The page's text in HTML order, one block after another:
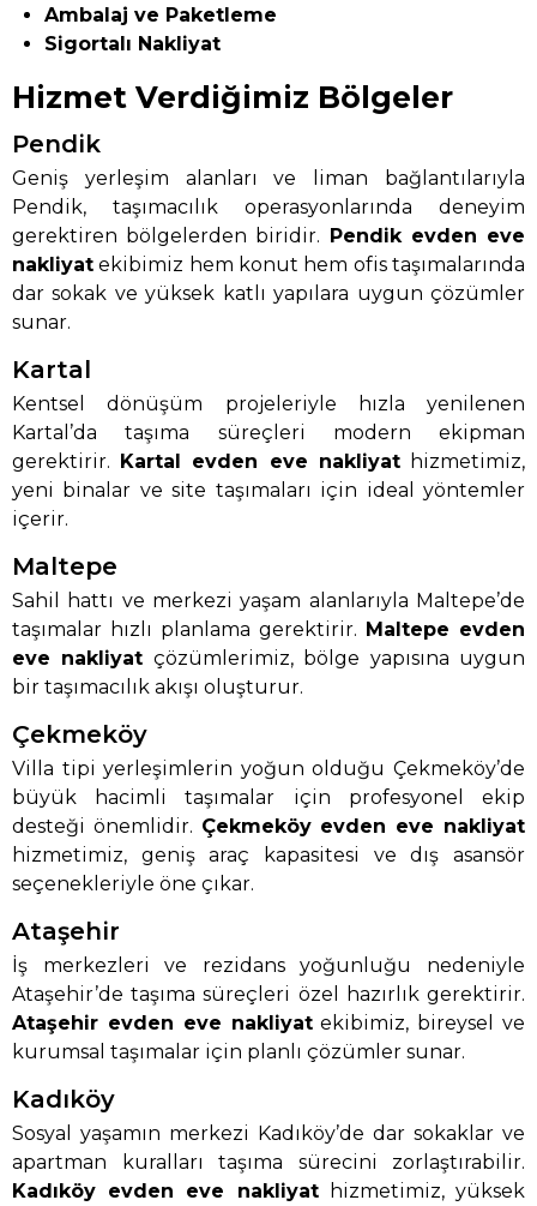
Ambalaj ve Paketleme
Sigortalı Nakliyat
Hizmet Verdiğimiz Bölgeler
Pendik
Geniş yerleşim alanları ve liman bağlantılarıyla
Pendik, taşımacılık operasyonlarında deneyim
gerektiren bölgelerden biridir.
Pendik evden eve
nakliyat ekibimiz hem konut hem ofis taşımalarında
dar sokak ve yüksek katlı yapılara uygun çözümler
sunar.
Kartal
Kentsel dönüşüm projeleriyle hızla yenilenen
Kartal’da taşıma süreçleri modern ekipman
gerektirir.
Kartal evden eve nakliyathizmetimiz,
yeni binalar ve site taşımaları için ideal yöntemler
içerir.
Maltepe
Sahil hattı ve merkezi yaşam alanlarıyla Maltepe’de
taşımalar hızlı planlama gerektirir. Maltepe evden
eve nakliyat çözümlerimiz, bölge yapısına uygun
bir taşımacılık akışı oluşturur.
Çekmeköy
Villa tipi yerleşimlerin yoğun olduğu Çekmeköy’de
büyük hacimli taşımalar için profesyonel ekip
desteği önemlidir. Çekmeköy evden eve nakliyat
hizmetimiz, geniş araç kapasitesi ve dış asansör
seçenekleriyle öne çıkar.
Ataşehir
İş merkezleri ve rezidans yoğunluğu nedeniyle
Ataşehir’de taşıma süreçleri özel hazırlık gerektirir.
Ataşehir evden eve nakliyatekibimiz, bireysel ve
kurumsal taşımalar için planlı çözümler sunar.
Kadıköy
Sosyal yaşamın merkezi Kadıköy’de dar sokaklar ve
apartman kuralları taşıma sürecini zorlaştırabilir.
Kadıköy evden eve nakliyathizmetimiz, yüksek